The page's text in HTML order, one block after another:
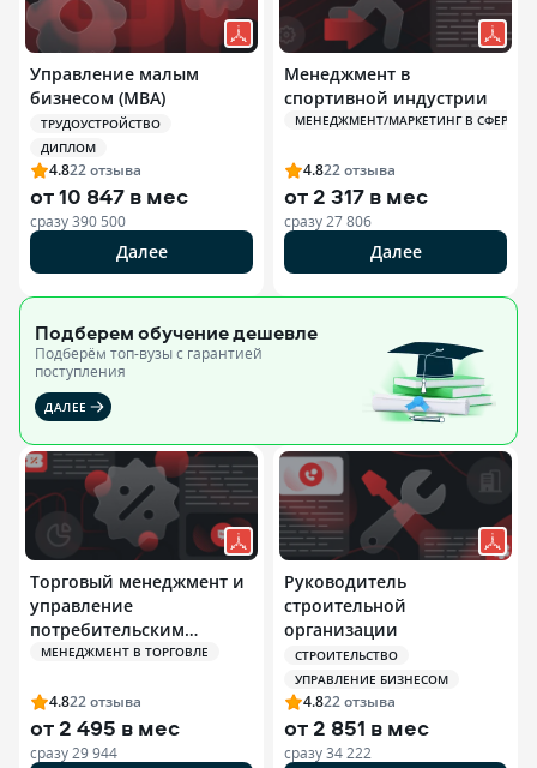
Управление малым
бизнесом (MBA)
ТРУДОУСТРОЙСТВО
ДИПЛОМ
4.822отзыва
от10 847 в мес
сразу390 500
Далее
Менеджмент в
спортивной индустрии
МЕНЕДЖМЕНТ/МАРКЕТИНГ В СФЕРЕ
4.822отзыва
от2 317 в мес
сразу 27 806
Далее
Подберем обучениедешевле
Подберём топ-вузы c гарантией
поступления
ДАЛЕЕ
Торговый менеджмент и
управление
потребительским
опытом
МЕНЕДЖМЕНТ В ТОРГОВЛЕ
4.822отзыва
от2 495 в мес
сразу 29 944
Руководитель
строительной
организации
СТРОИТЕЛЬСТВО
УПРАВЛЕНИЕ БИЗНЕСОМ
4.822отзыва
от2 851 в мес
сразу34 222